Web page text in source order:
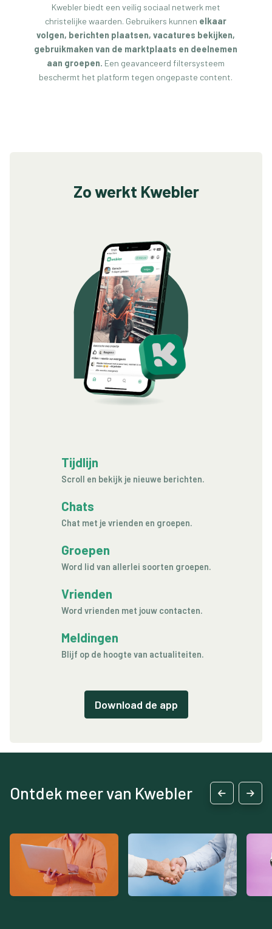
Kwebler biedt een veilig sociaal netwerk met
christelijke waarden. Gebruikers kunnen elkaar
volgen, berichten plaatsen, vacatures bekijken,
gebruikmaken van de marktplaats en deelnemen
aan groepen. Een geavanceerd filtersysteem
beschermt het platform tegen ongepaste content.
Zo werkt Kwebler
Tijdlijn
Scroll en bekijk je nieuwe berichten.
Chats
Chat met je vrienden en groepen.
Groepen
Word lid van allerlei soorten groepen.
Vrienden
Word vrienden met jouw contacten.
Meldingen
Blijf op de hoogte van actualiteiten.
Download de app
Ontdek meer van Kwebler